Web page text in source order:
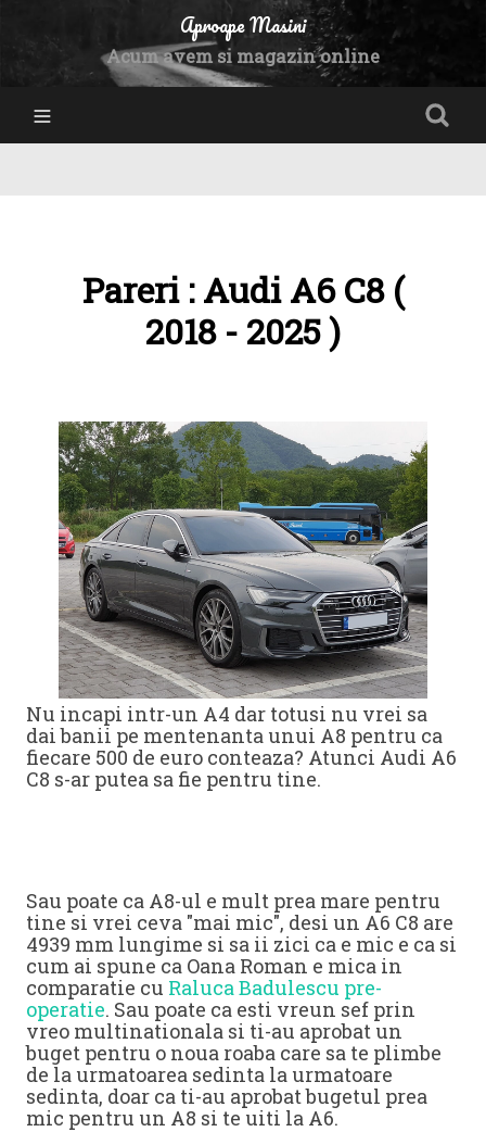
Aproape Masini
Acum avem si magazin online
Pareri : Audi A6 C8 (
2018 - 2025 )
Nu incapi intr-un A4 dar totusi nu vrei sa
dai banii pe mentenanta unui A8 pentru ca
fiecare 500 de euro conteaza? Atunci Audi A6
C8 s-ar putea sa fie pentru tine.
Sau poate ca A8-ul e mult prea mare pentru
tine si vrei ceva "mai mic", desi un A6 C8 are
4939 mm lungime si sa ii zici ca e mic e ca si
cum ai spune ca Oana Roman e mica in
comparatie cu Raluca Badulescu pre-
operatie. Sau poate ca esti vreun sef prin
vreo multinationala si ti-au aprobat un
buget pentru o noua roaba care sa te plimbe
de la urmatoarea sedinta la urmatoare
sedinta, doar ca ti-au aprobat bugetul prea
mic pentru un A8 si te uiti la A6.